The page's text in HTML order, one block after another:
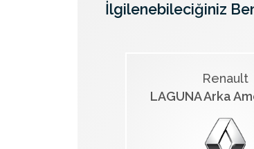
İlgilenebileciğiniz
Renault
LAGUNA Arka